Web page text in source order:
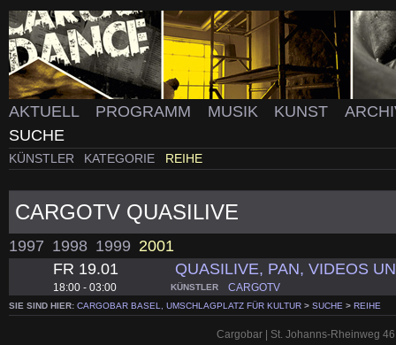
AKTUELL PROGRAMM MUSIK KUNST
SUCHE
KÜNSTLER KATEGORIE REIHE
CARGOTV QUASILIVE
1997 1998 1999 2001
FR 19.01
18:00 - 03:00
QUASILIVE, PAN, VIDEOS
KÜNSTLER CARGOTV
SIE SIND HIER: CARGOBAR BASEL, UMSCHLAGPLATZ FÜR KULTUR > SUCHE > REIHE
Cargobar | St. Johanns-Rheinweg